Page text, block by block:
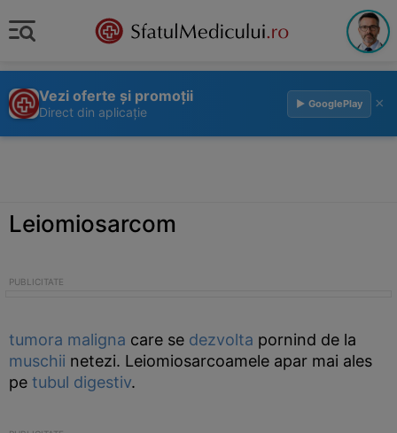
Vezi oferte și promoții
Direct din aplicație
▶ GooglePlay ×
Leiomiosarcom
tumora maligna care se dezvolta pornind de la
muschii netezi. Leiomiosarcoamele apar mai ales
pe tubul digestiv.